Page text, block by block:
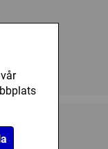
Bastin